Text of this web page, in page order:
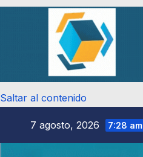
Saltar al contenido
7 agosto, 2026 7:28 am